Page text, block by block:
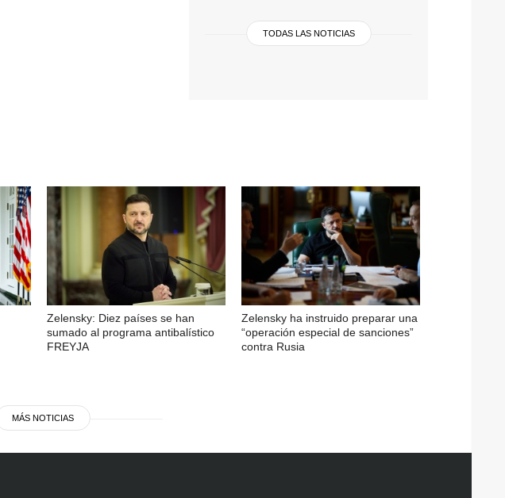
TODAS LAS NOTICIAS
Zelensky: Diez países se han
sumado al programa antibalístico
FREYJA
Zelensky ha instruido preparar una
“operación especial de sanciones”
contra Rusia
MÁS NOTICIAS